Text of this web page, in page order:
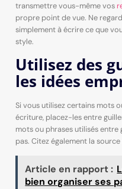
transmettre vous-même vos
propre point de vue. Ne
simplement à écrire ce que
style.
Utilisez des
les idées
Si vous utilisez certains mots
écriture, placez-les entre
mots ou phrases utilisés
pas. Citez également la
Article en rapport :
bien organiser ses